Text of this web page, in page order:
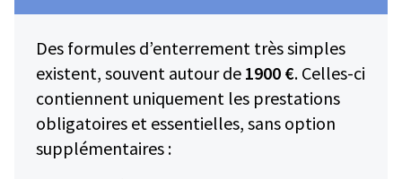
Des formules d’enterrement très simples
existent, souvent autour de 1900 €. Celles-ci
contiennent uniquement les prestations
obligatoires et essentielles, sans option
supplémentaires :